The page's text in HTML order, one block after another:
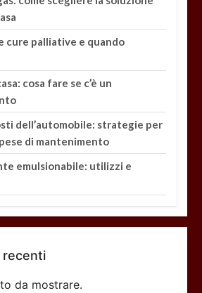
cure palliative e quando
cosa fare se c’è un
dell’automobile: strategie per
di mantenimento
emulsionabile: utilizzi e
recenti
da mostrare.